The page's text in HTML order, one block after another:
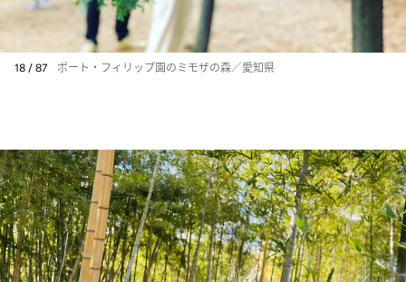
18 / 87 ポート・フィリップ園のミモザの森／愛知県